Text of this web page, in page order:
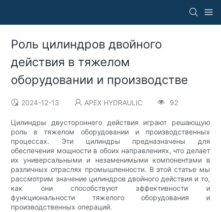
Роль цилиндров двойного
действия в тяжелом
оборудовании и производстве
2024-12-13 APEX HYDRAULIC 92
Цилиндры двустороннего действия играют решающую
роль в тяжелом оборудовании и производственных
процессах. Эти цилиндры предназначены для
обеспечения мощности в обоих направлениях, что делает
их универсальными и незаменимыми компонентами в
различных отраслях промышленности. В этой статье мы
рассмотрим значение цилиндров двойного действия и то,
как они способствуют эффективности и
функциональности тяжелого оборудования и
производственных операций.